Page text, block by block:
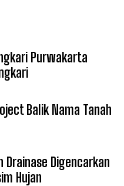
Purwakarta
Balik Nama Tanah
Drainase Digencarkan
Hujan